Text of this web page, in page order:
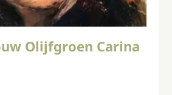
Olijfgroen Carina